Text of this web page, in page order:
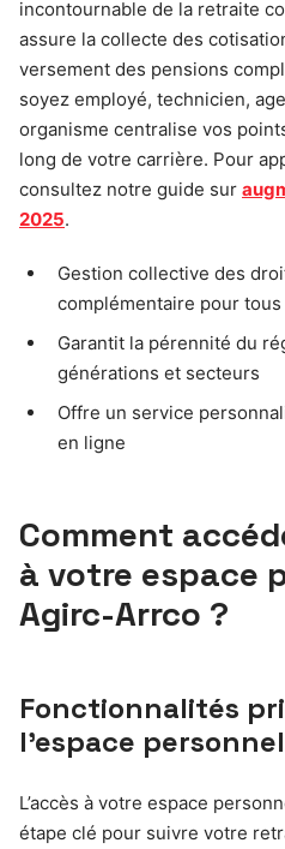
incontournable de la retraite
assure la collecte des
versement des pensions
soyez employé, technicien,
organisme centralise vos
long de votre carrière. Pour
consultez notre guide sur
2025.
Gestion collective des
complémentaire pour
Garantit la pérennité du
générations et secteurs
Offre un service
en ligne
Comment
à votre espace
Agirc-Arrco ?
Fonctionnalités
l’espace personnel
L’accès à votre espace
étape clé pour suivre votre